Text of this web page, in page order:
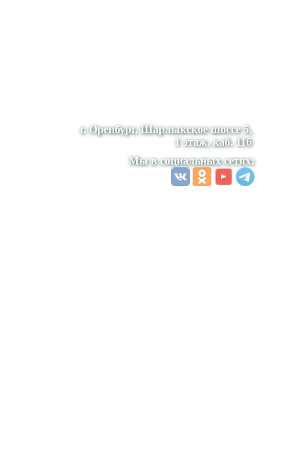
г. Оренбург, Шарлыкское шоссе 5,
1 этаж, каб. 116
Мы в социальных сетях: